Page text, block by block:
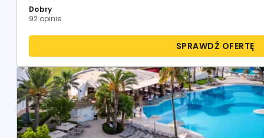
Dobry
92 opinie
SPRAWDŹ OFERTĘ